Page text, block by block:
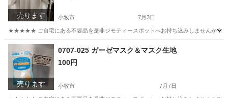
売ります 小牧市 7月3日
★★★★★ ご自宅にある不要品を是非ジモティースポットへお持ち込みしませんか？
愛知 小牧市 現地
売ります
0707-025 ガーゼマスク＆マスク生地
100円
小牧市 7月7日